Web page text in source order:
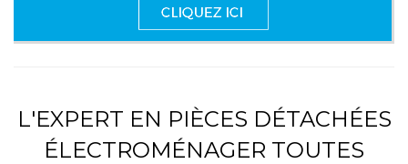
L'EXPERT EN PIÈCES DÉTACHÉES
ÉLECTROMÉNAGER TOUTES